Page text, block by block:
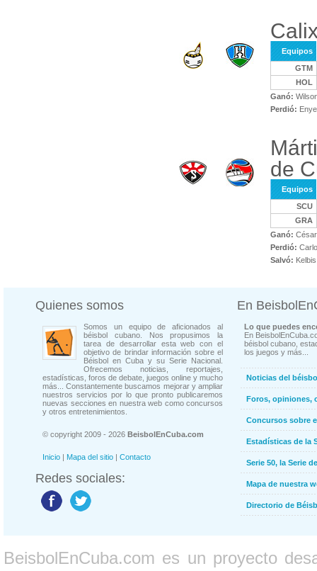
Equipos
GTM
HOL
Ganó:
Perdió:
de
Equipos
SCU
GRA
Ganó:
Perdió:
Salvó:
Quienes somos
Somos un equipo de aficionados al
béisbol cubano. Nos propusimos la
tarea de desarrollar esta web con el
objetivo de brindar información sobre el
Béisbol en Cuba y su Serie Nacional.
Ofrecemos noticias, reportajes,
estadísticas, foros de debate, juegos online y mucho
más... Constantemente buscamos mejorar y ampliar
nuestros servicios por lo que pronto publicaremos
nuevas secciones en nuestra web como concursos
y otros entretenimientos.
© copyright 2009 - 2026 BeisbolEnCuba.com
Inicio | Mapa del sitio | Contacto
Redes sociales:
En
Lo que puedes
En
béisbol cubano,
los juegos y más...
Noticias del
Foros, opiniones,
Concursos sobre
Estadísticas de la
Serie 50, la Serie
Mapa de nuestra
Directorio de
BeisbolEnCuba.com es un proyecto